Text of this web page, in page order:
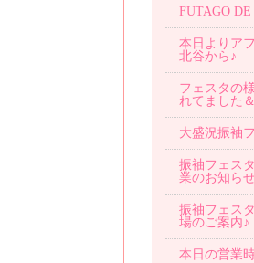
FUTAGO DE
本日よりア
北谷から♪
フェスタの
れてました
大盛況振袖
振袖フェス
業のお知らせ
振袖フェス
場のご案内♪
本日の営業